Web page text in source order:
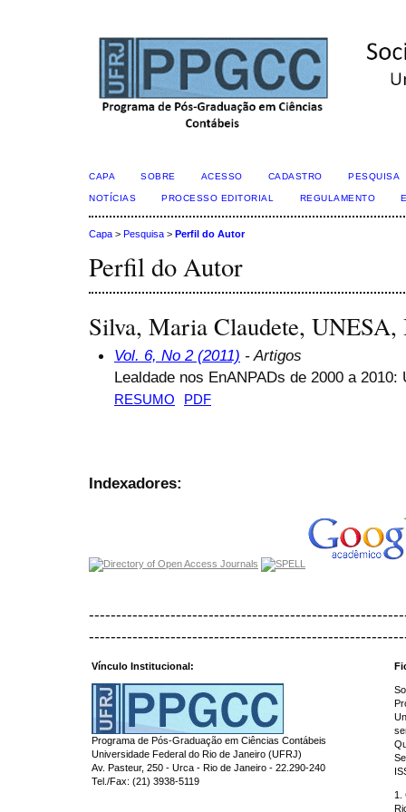
CAPA SOBRE ACESSO CADASTRO PESQUISA
NOTÍCIAS PROCESSO EDITORIAL REGULAMENTO
Capa > Pesquisa > Perfil do Autor
Perfil do Autor
Silva, Maria Claudete, UNESA,
Vol. 6, No 2 (2011) - Artigos
Lealdade nos EnANPADs de 2000 a
RESUMO PDF
Indexadores:
Vínculo Institucional:
Programa de Pós-Graduação em Ciências Contábeis
Universidade Federal do Rio de Janeiro (UFRJ)
Av. Pasteur, 250 - Urca - Rio de Janeiro - 22.290-240
Tel./Fax: (21) 3938-5119
1.